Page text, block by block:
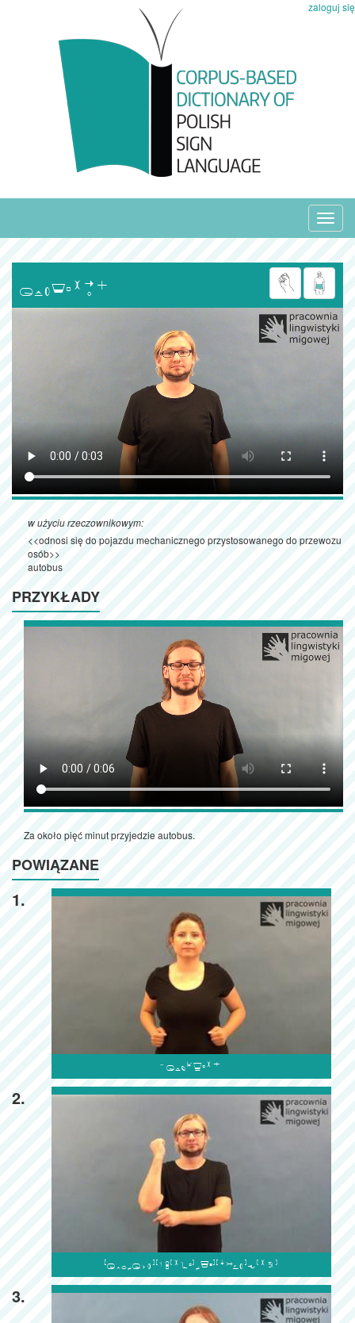
zaloguj się

w użyciu rzeczownikowym:
<<odnosi się do pojazdu mechanicznego przystosowanego do przewozu
osób>>
autobus
PRZYKŁADY
Za około pięć minut przyjedzie autobus.
POWIĄZANE
1.

2.

3.